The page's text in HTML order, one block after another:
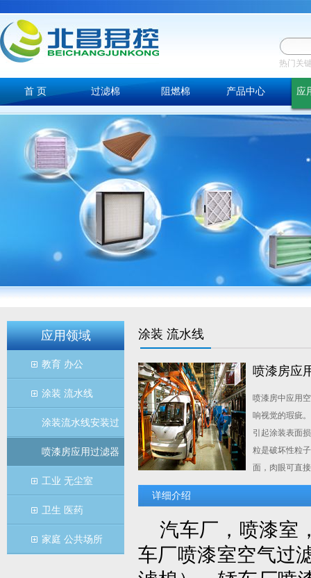
热门关
首 页 过滤棉 阻燃棉 产品中心 应
应用领域
教育 办公
涂装 流水线
涂装流水线安装过
喷漆房应用过滤器
工业 无尘室
卫生 医药
家庭 公共场所
涂装 流水线
喷漆房应
喷漆房中应用
响视觉的瑕疵
引起涂装表面
粒是破坏性粒
面，肉眼可直
详细介绍
汽车厂，喷漆室
车厂喷漆室空气过